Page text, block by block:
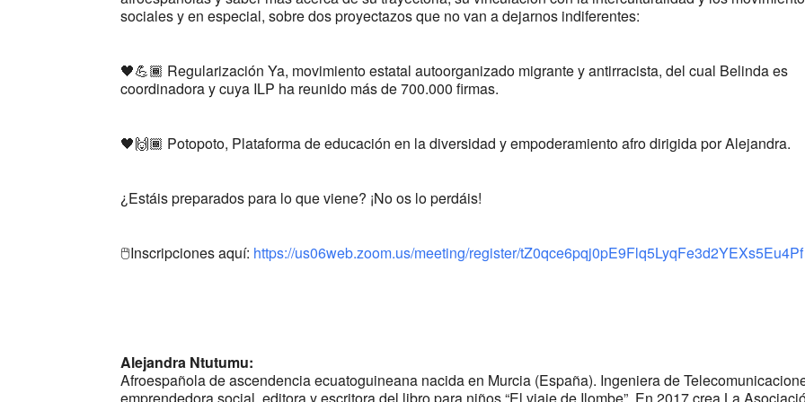
sociales y en especial, sobre dos proyectazos que no van a dejarnos indiferentes:
🖤💪🏾 Regularización Ya, movimiento estatal autoorganizado migrante y antirracista, del cual Belinda es
coordinadora y cuya ILP ha reunido más de 700.000 firmas.
🖤🙌🏾 Potopoto, Plataforma de educación en la diversidad y empoderamiento afro dirigida por Alejandra.
¿Estáis preparados para lo que viene? ¡No os lo perdáis!
🖱Inscripciones aquí: https://us06web.zoom.us/meeting/register/tZ0qce6pqj0pE9Flq5LyqFe3d2YEXs5Eu4Pf
Alejandra Ntutumu:
Afroespañola de ascendencia ecuatoguineana nacida en Murcia (España). Ingeniera de